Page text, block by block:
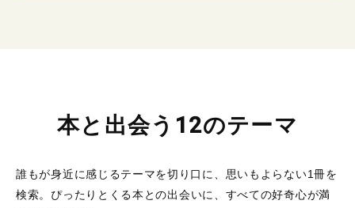
本と出会う12のテーマ
誰もが身近に感じるテーマを切り口に、思いもよらない1冊を
検索。 ぴったりとくる本との出会いに、すべての好奇心が満